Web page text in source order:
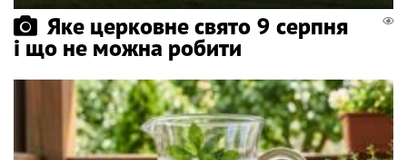
Яке церковне свято 9 серпня
і що не можна робити